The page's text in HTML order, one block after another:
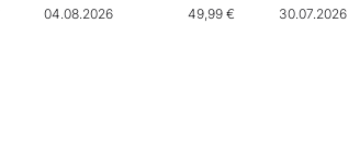
04.08.2026 49,99 € 30.07.2026